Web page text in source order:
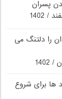
پسران
را دلتنگ می
ها برای شروع